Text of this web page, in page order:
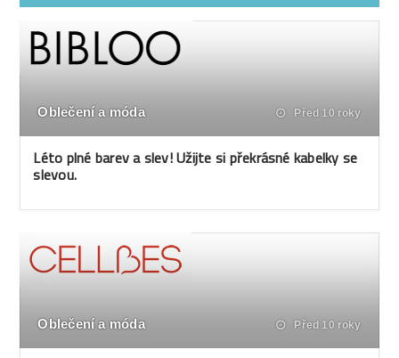
Oblečení a móda Před 10 roky
Léto plné barev a slev! Užijte si překrásné kabelky se
slevou.
Oblečení a móda Před 10 roky